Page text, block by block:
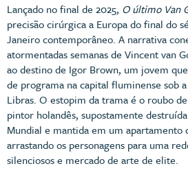
Lançado no final de 2025, O último Van
precisão cirúrgica a Europa do final do
Janeiro contemporâneo. A narrativa
atormentadas semanas de Vincent van
ao destino de Igor Brown, um jovem
de programa na capital fluminense sob
Libras. O estopim da trama é o roubo
pintor holandês, supostamente
Mundial e mantida em um apartamento
arrastando os personagens para uma
silenciosos e mercado de arte de elite.